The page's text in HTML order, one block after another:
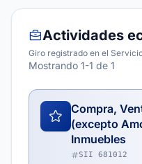
Actividades
Giro registrado en el
Mostrando 1-1 de 1
Compra,
(excepto
Inmuebles
SII 681012